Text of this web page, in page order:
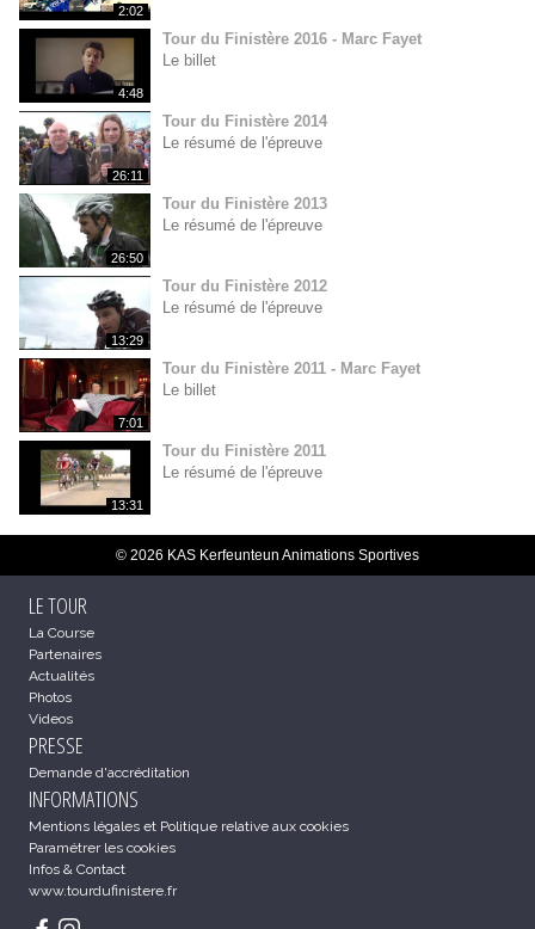
2:02
4:48
Tour du Finistère 2016 - Marc Fayet
Le billet
26:11
Tour du Finistère 2014
Le résumé de l'épreuve
26:50
Tour du Finistère 2013
Le résumé de l'épreuve
13:29
Tour du Finistère 2012
Le résumé de l'épreuve
7:01
Tour du Finistère 2011 - Marc Fayet
Le billet
13:31
Tour du Finistère 2011
Le résumé de l'épreuve
© 2026 KAS Kerfeunteun Animations Sportives
LE TOUR
La Course
Partenaires
Actualités
Photos
Videos
PRESSE
Demande d'accréditation
INFORMATIONS
Mentions légales et Politique relative aux cookies
Paramétrer les cookies
Infos & Contact
www.tourdufinistere.fr